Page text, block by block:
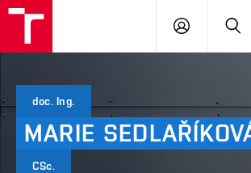
PŘIHLÁSIT
doc. Ing.
MARIE
CSc.